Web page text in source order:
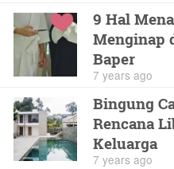
9 Hal
Menginap
Baper
7 years ago
Bingung
Rencana
Keluarga
7 years ago